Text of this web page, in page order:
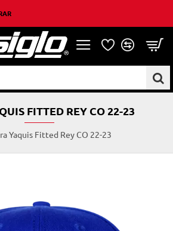
FITTED REY CO 22-23
Yaquis Fitted Rey CO 22-23